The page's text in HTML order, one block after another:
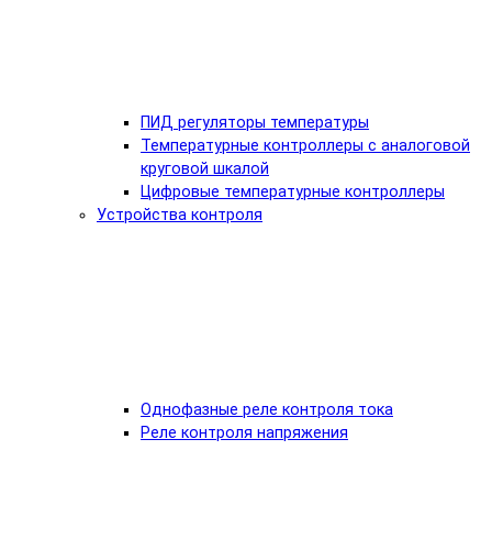
ПИД регуляторы температуры
Температурные контроллеры с аналоговой
круговой шкалой
Цифровые температурные контроллеры
Устройства контроля
Однофазные реле контроля тока
Реле контроля напряжения